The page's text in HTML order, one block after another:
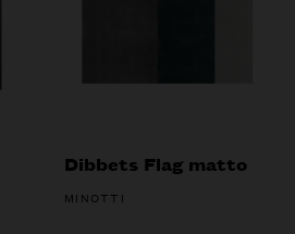
Dibbets Flag matto
MINOTTI